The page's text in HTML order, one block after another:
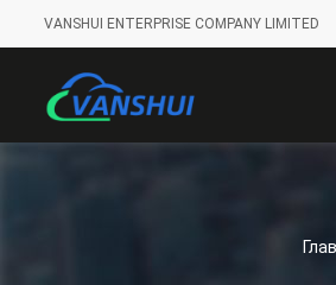
VANSHUI ENTERPRISE COMPANY LIMITED